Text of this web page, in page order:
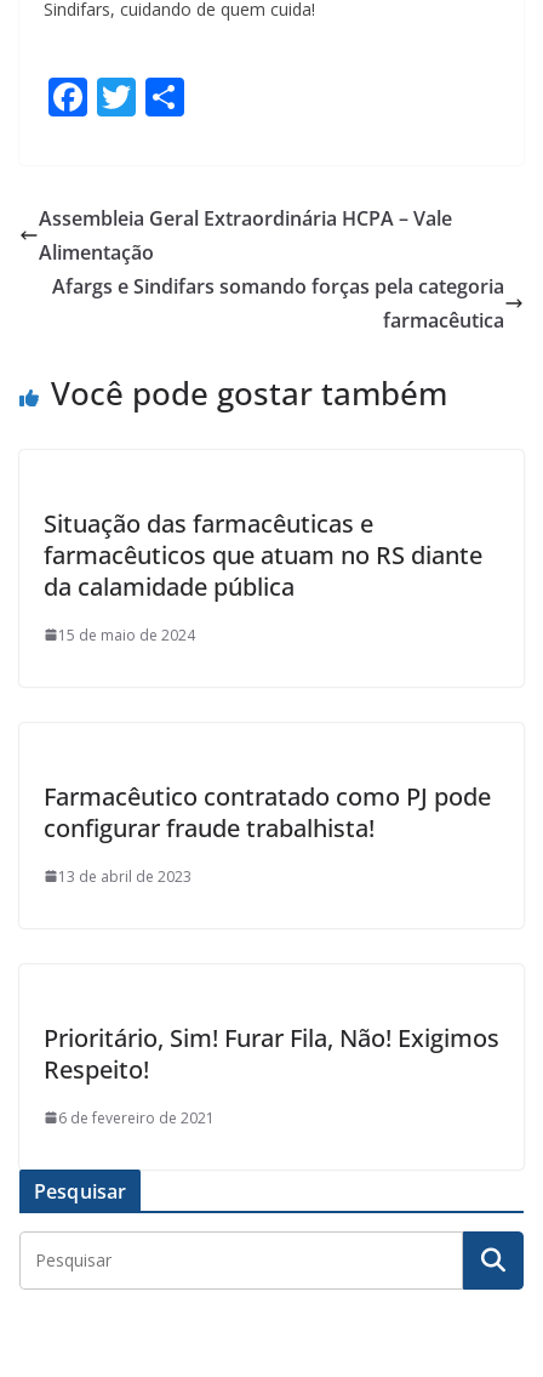
Sindifars, cuidando de quem cuida!
F
b
o
o
T
er e
Assembleia Geral Extraordinária HCPA – Vale
Alimentação
Afargs e Sindifars somando forças pela categoria
farmacêutica
Você pode gostar também
Situação das farmacêuticas e
farmacêuticos que atuam no RS diante
da calamidade pública
15 de maio de 2024
Farmacêutico contratado como PJ pode
configurar fraude trabalhista!
13 de abril de 2023
Prioritário, Sim! Furar Fila, Não! Exigimos
Respeito!
6 de fevereiro de 2021
Pesquisar